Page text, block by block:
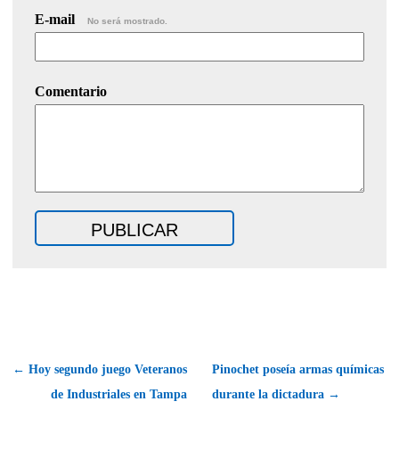
E-mail No será mostrado.
Comentario
← Hoy segundo juego Veteranos
de Industriales en Tampa
Pinochet poseía armas químicas
durante la dictadura →